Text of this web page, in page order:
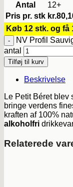
Antal
12+
Pris pr. stk kr.
Køb 12 stk. og få
NV Profil
antal
Tilføj til kurv
Beskrivelse
Le Petit Béret blev
bringe verdens
kraften af ​​100%
alkoholfri
Relaterede